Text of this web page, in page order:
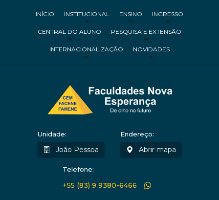
INÍCIO INSTITUCIONAL ENSINO INGRESSO
CENTRAL DO ALUNO PESQUISA E EXTENSÃO
INTERNACIONALIZAÇÃO NOVIDADES
Unidade:
João Pessoa
Endereço:
Abrir mapa
Telefone:
+55 (83) 9 9380-6466